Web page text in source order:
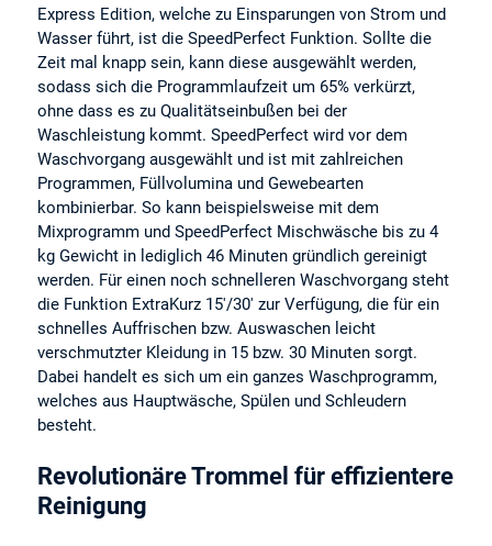
Express Edition, welche zu Einsparungen von Strom und
Wasser führt, ist die SpeedPerfect Funktion. Sollte die
Zeit mal knapp sein, kann diese ausgewählt werden,
sodass sich die Programmlaufzeit um 65% verkürzt,
ohne dass es zu Qualitätseinbußen bei der
Waschleistung kommt. SpeedPerfect wird vor dem
Waschvorgang ausgewählt und ist mit zahlreichen
Programmen, Füllvolumina und Gewebearten
kombinierbar. So kann beispielsweise mit dem
Mixprogramm und SpeedPerfect Mischwäsche bis zu 4
kg Gewicht in lediglich 46 Minuten gründlich gereinigt
werden. Für einen noch schnelleren Waschvorgang steht
die Funktion ExtraKurz 15'/30' zur Verfügung, die für ein
schnelles Auffrischen bzw. Auswaschen leicht
verschmutzter Kleidung in 15 bzw. 30 Minuten sorgt.
Dabei handelt es sich um ein ganzes Waschprogramm,
welches aus Hauptwäsche, Spülen und Schleudern
besteht.
Revolutionäre Trommel für effizientere
Reinigung